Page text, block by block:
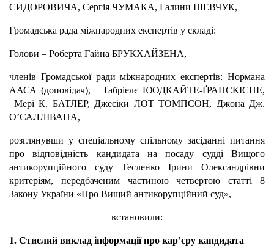
СИДОРОВИЧА, Сергія ЧУМАКА, Галини ШЕВЧУК,
Громадська рада міжнародних експертів у складі:
Голови – Роберта Гайна БРУКХАЙЗЕНА,
членів Громадської ради міжнародних експертів: Нормана
ААСА (доповідач), Ґабріелє ЮОДКАЙТЕ-ҐРАНСКІЄНЕ,
Мері К. БАТЛЕР, Джесіки ЛОТ ТОМПСОН, Джона Дж.
О’САЛЛІВАНА,
розглянувши у спеціальному спільному засіданні питання
про відповідність кандидата на посаду судді Вищого
антикорупційного суду Тесленко Ірини Олександрівни
критеріям, передбаченим частиною четвертою статті 8
Закону України «Про Вищий антикорупційний суд»,
встановили:
1. Стислий виклад інформації про кар’єру кандидата